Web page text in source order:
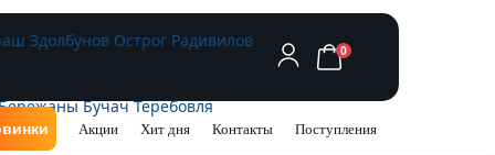
Здолбунов Острог Радивилов
Бучач Теребовля
0
Акции Хит дня Контакты Поступления